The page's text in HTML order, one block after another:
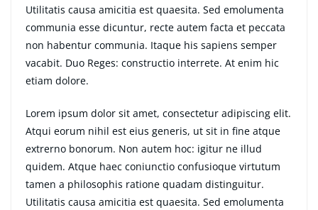
Utilitatis causa amicitia est quaesita. Sed emolumenta
communia esse dicuntur, recte autem facta et peccata
non habentur communia. Itaque his sapiens semper
vacabit. Duo Reges: constructio interrete. At enim hic
etiam dolore.
Lorem ipsum dolor sit amet, consectetur adipiscing elit.
Atqui eorum nihil est eius generis, ut sit in fine atque
extrerno bonorum. Non autem hoc: igitur ne illud
quidem. Atque haec coniunctio confusioque virtutum
tamen a philosophis ratione quadam distinguitur.
Utilitatis causa amicitia est quaesita. Sed emolumenta